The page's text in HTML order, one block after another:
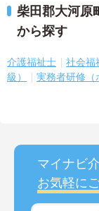
柴田郡大河原
から探す
介護福祉士 社会福
級）
実務者研修（
マイナビ
お気軽に